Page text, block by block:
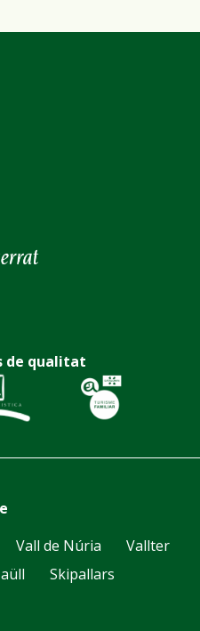
de qualitat
Vall de Núria
Vallter
Skipallars